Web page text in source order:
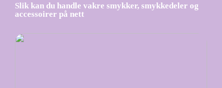
Slik kan du handle vakre smykker, smykkedeler og
accessoirer på nett